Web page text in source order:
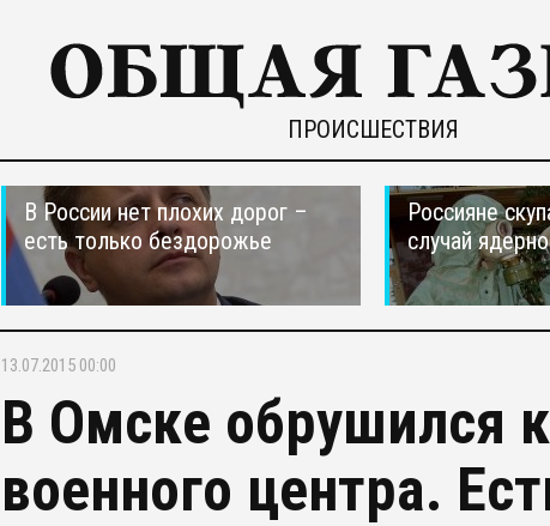
ПРОИСШЕСТВИЯ
В России нет плохих дорог –
есть только бездорожье
Россияне
случай
13.07.2015 00:00
В Омске обрушился
военного центра.